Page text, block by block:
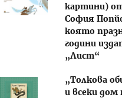
картини)
София
която
години
„Лист“
„Толкова
и всеки дом